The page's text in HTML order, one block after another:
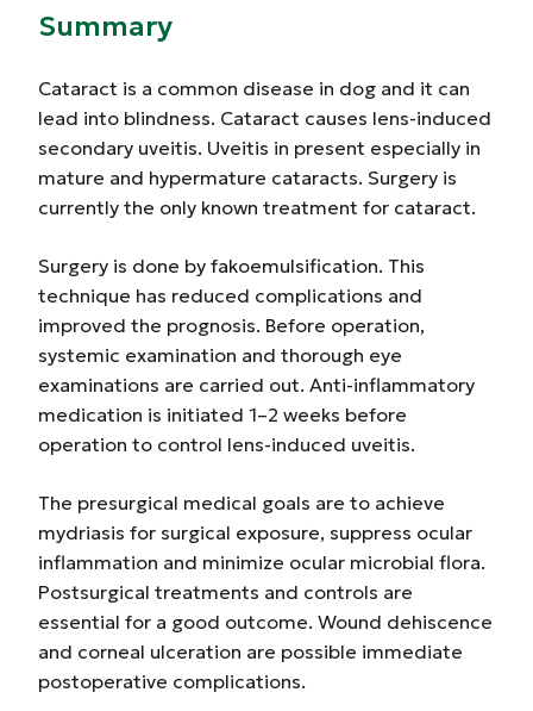
Summary
Cataract is a common disease in dog and it can
lead into blindness. Cataract causes lens-induced
secondary uveitis. Uveitis in present especially in
mature and hypermature cataracts. Surgery is
currently the only known treatment for cataract.
Surgery is done by fakoemulsification. This
technique has reduced complications and
improved the prognosis. Before operation,
systemic examination and thorough eye
examinations are carried out. Anti-inflammatory
medication is initiated 1–2 weeks before
operation to control lens-induced uveitis.
The presurgical medical goals are to achieve
mydriasis for surgical exposure, suppress ocular
inflammation and minimize ocular microbial flora.
Postsurgical treatments and controls are
essential for a good outcome. Wound dehiscence
and corneal ulceration are possible immediate
postoperative complications.